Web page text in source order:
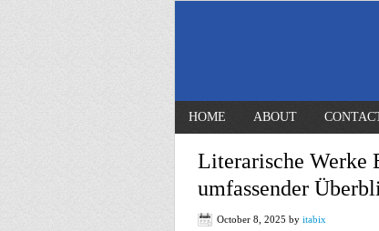
HOME ABOUT
Literarische Werke
umfassender
October 8, 2025 by itabix